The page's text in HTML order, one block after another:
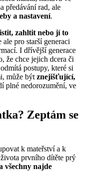
předávání rad, ale
a nastavení.
zahltit nebo jí to
pro starší generaci
I dřívější generace
že chce jejich dcera či
postupy, které si
může být znejišťující,
plné nedorozumění, ve
Zeptám se
k mateřství a k
prvního dítěte prý
všechny najde